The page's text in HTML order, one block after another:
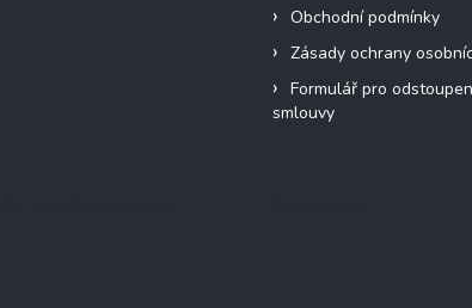
Obchodní podmínky
Zásady ochrany
Formulář pro
smlouvy